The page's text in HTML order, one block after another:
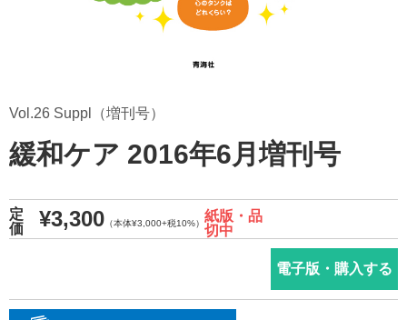
Vol.26 Suppl（増刊号）
緩和ケア 2016年6月増刊号
定
価
¥3,300 （本体¥3,000+税10%）紙版・品
切中
電子版・購入する